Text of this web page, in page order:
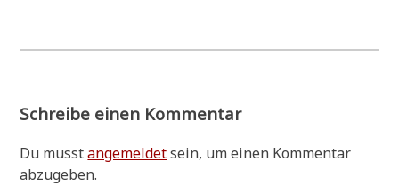
Schreibe einen Kommentar
Du musstangemeldetsein, um einen Kommentar
abzugeben.